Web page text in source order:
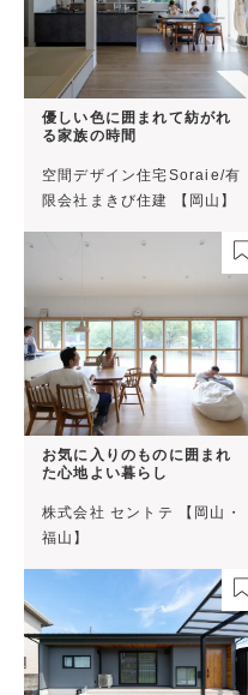
優しい色に囲まれて紡がれ
る家族の時間
空間デザイン住宅Soraie/有
限会社まきび住建 【岡山】
お気に入りのものに囲まれ
た心地よい暮らし
株式会社 セントテ 【岡山・
福山】